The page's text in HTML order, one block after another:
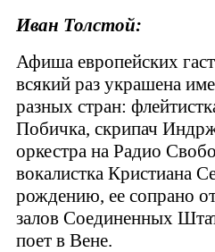
Иван Толстой:
Афиша европейских
всякий раз украшена
разных стран:
Побичка, скрипач
оркестра на Радио
вокалистка Кристиана
рождению, ее сопрано
залов Соединенных
поет в Вене.